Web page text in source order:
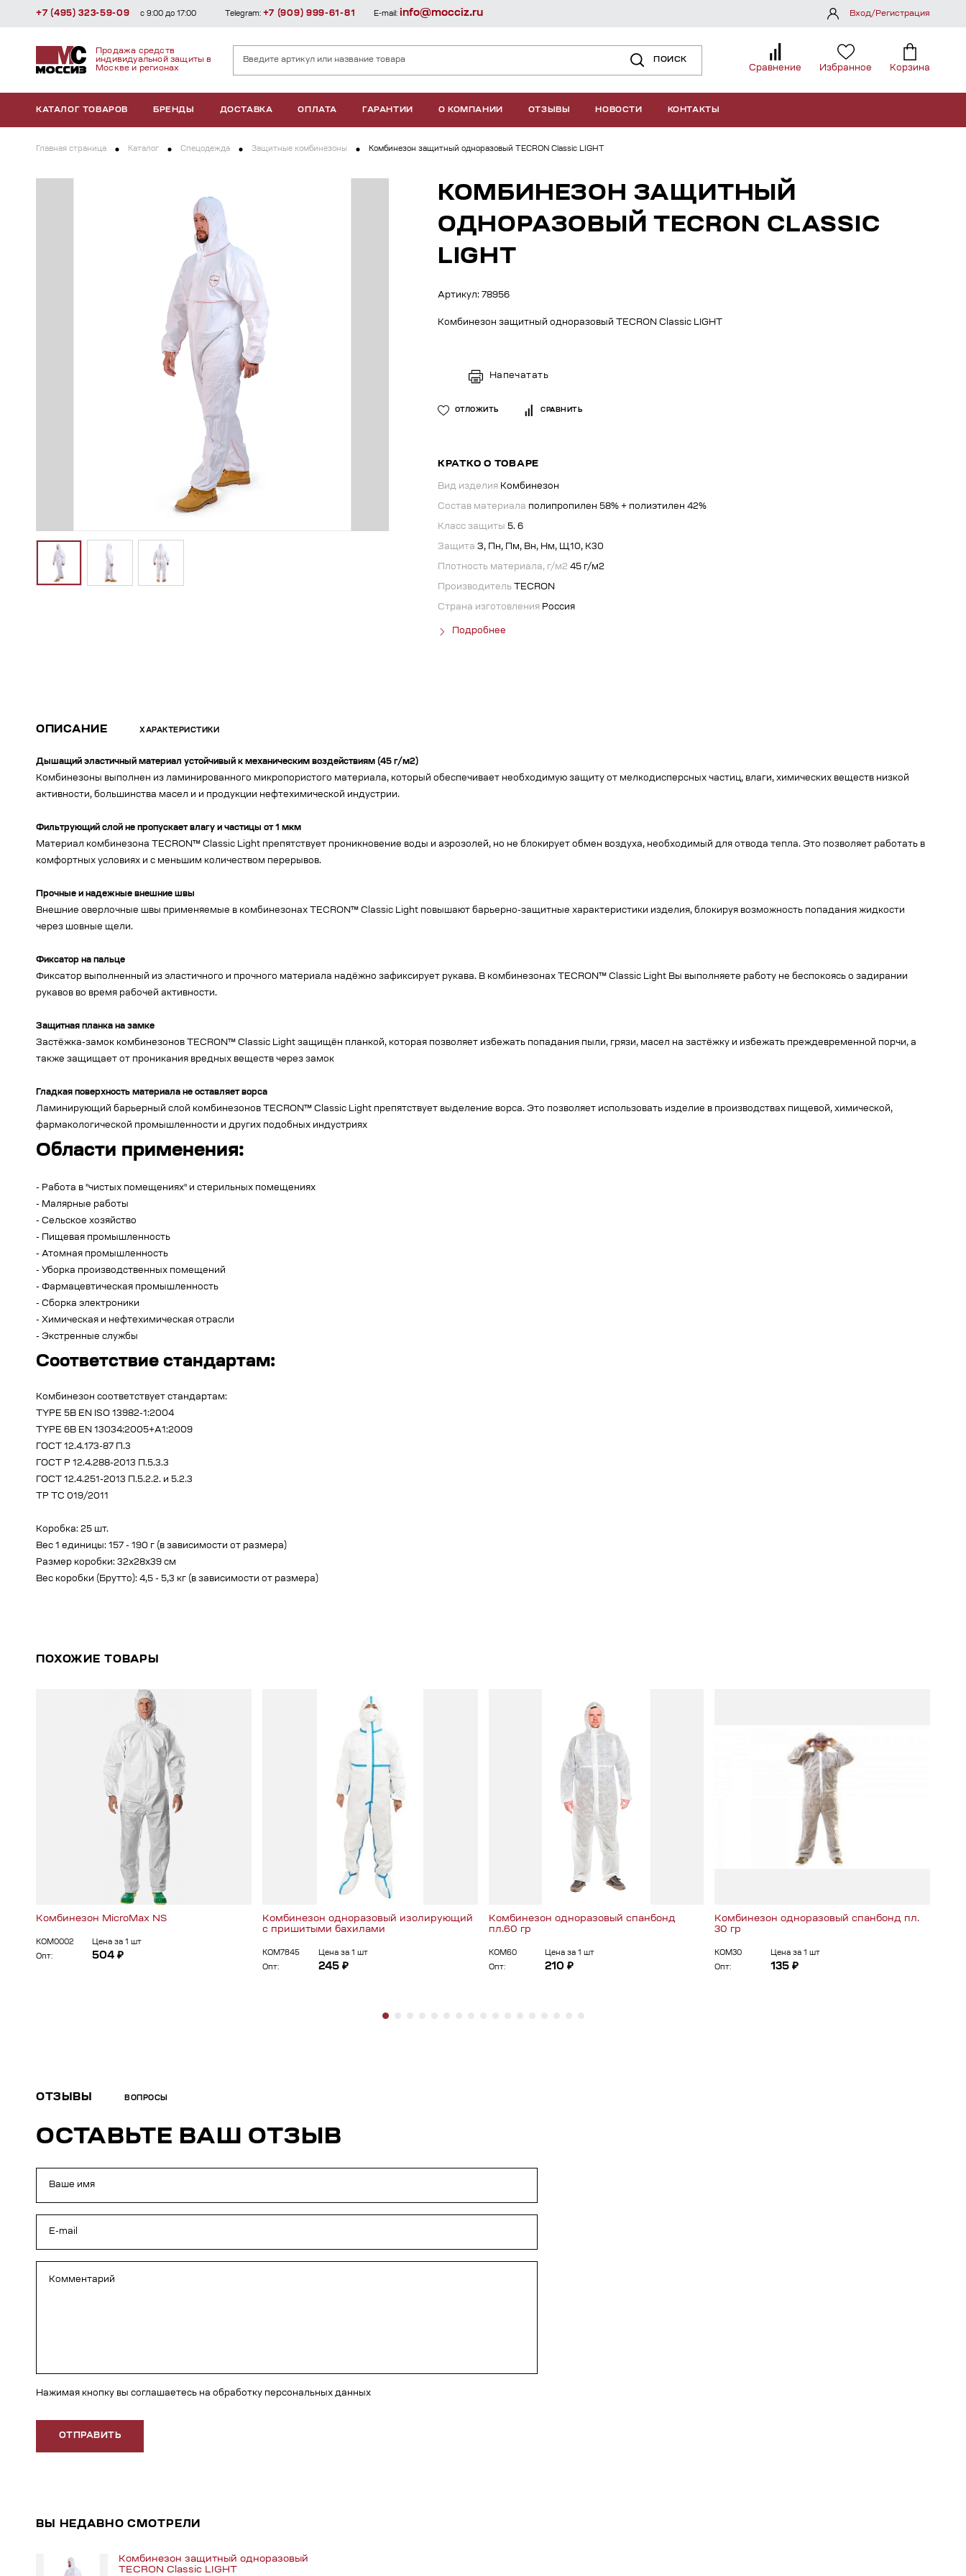
Продажа средств
индивидуальной защиты в
Москве и регионах
ПОИСК
Сравнение Избранное Корзина
КАТАЛОГ ТОВАРОВ БРЕНДЫ ДОСТАВКА ОПЛАТА ГАРАНТИИ О КОМПАНИИ ОТЗЫВЫ НОВОСТИ КОНТАКТЫ
+7 (495) 323-59-09 с 9:00 до 17:00 Telegram: +7 (909) 999-61-81 E-mail: info@mocciz.ru Вход/Регистрация
Главная страница Каталог Спецодежда Защитные комбинезоны Комбинезон защитный одноразовый TECRON Classic LIGHT
КОМБИНЕЗОН ЗАЩИТНЫЙ
ОДНОРАЗОВЫЙ TECRON CLASSIC
LIGHT
Артикул: 78956
Комбинезон защитный одноразовый TECRON Classic LIGHT
Напечатать
ОТЛОЖИТЬ СРАВНИТЬ
КРАТКО О ТОВАРЕ
Вид изделия Комбинезон
Состав материала полипропилен 58% + полиэтилен 42%
Класс защиты 5. 6
Защита З, Пн, Пм, Вн, Нм, Щ10, К30
Плотность материала, г/м2 45 г/м2
Производитель TECRON
Страна изготовления Россия
Подробнее
ОПИСАНИЕ ХАРАКТЕРИСТИКИ
Дышащий эластичный материал устойчивый к механическим воздействиям (45 г/м2)
Комбинезоны выполнен из ламинированного микропористого материала, который обеспечивает необходимую защиту от мелкодисперсных частиц, влаги, химических веществ низкой
активности, большинства масел и и продукции нефтехимической индустрии.
Фильтрующий слой не пропускает влагу и частицы от 1 мкм
Материал комбинезона TECRON™ Classic Light препятствует проникновение воды и аэрозолей, но не блокирует обмен воздуха, необходимый для отвода тепла. Это позволяет работать в
комфортных условиях и с меньшим количеством перерывов.
Прочные и надежные внешние швы
Внешние оверлочные швы применяемые в комбинезонах TECRON™ Classic Light повышают барьерно-защитные характеристики изделия, блокируя возможность попадания жидкости
через шовные щели.
Фиксатор на пальце
Фиксатор выполненный из эластичного и прочного материала надёжно зафиксирует рукава. В комбинезонах TECRON™ Classic Light Вы выполняете работу не беспокоясь о задирании
рукавов во время рабочей активности.
Защитная планка на замке
Застёжка-замок комбинезонов TECRON™ Classic Light защищён планкой, которая позволяет избежать попадания пыли, грязи, масел на застёжку и избежать преждевременной порчи, а
также защищает от проникания вредных веществ через замок
Гладкая поверхность материала не оставляет ворса
Ламинирующий барьерный слой комбинезонов TECRON™ Classic Light препятствует выделение ворса. Это позволяет использовать изделие в производствах пищевой, химической,
фармакологической промышленности и других подобных индустриях
Области применения:
- Работа в "чистых помещениях" и стерильных помещениях
- Малярные работы
- Сельское хозяйство
- Пищевая промышленность
- Атомная промышленность
- Уборка производственных помещений
- Фармацевтическая промышленность
- Сборка электроники
- Химическая и нефтехимическая отрасли
- Экстренные службы
Соответствие стандартам:
Комбинезон соответствует стандартам:
TYPE 5B EN ISO 13982-1:2004
TYPE 6B EN 13034:2005+A1:2009
ГОСТ 12.4.173-87 П.3
ГОСТ Р 12.4.288-2013 П.5.3.3
ГОСТ 12.4.251-2013 П.5.2.2. и 5.2.3
ТР ТС 019/2011
Коробка: 25 шт.
Вес 1 единицы: 157 - 190 г (в зависимости от размера)
Размер коробки: 32х28х39 см
Вес коробки (Брутто): 4,5 - 5,3 кг (в зависимости от размера)
ПОХОЖИЕ ТОВАРЫ
Комбинезон MicroMax NS
КОМ0002
Цена за 1 шт
Опт:
504 ₽
Комбинезон одноразовый изолирующий
с пришитыми бахилами
КОМ7845
Цена за 1 шт
Опт:
245 ₽
Комбинезон одноразовый спанбонд
пл.60 гр
КОМ60
Цена за 1 шт
Опт:
210 ₽
Комбинезон одноразовый спанбонд пл.
30 гр
КОМ30
Цена за 1 шт
Опт:
135 ₽
ОТЗЫВЫ ВОПРОСЫ
ОСТАВЬТЕ ВАШ ОТЗЫВ
Нажимая кнопку вы соглашаетесь на обработку персональных данных
ОТПРАВИТЬ
ВЫ НЕДАВНО СМОТРЕЛИ
Комбинезон защитный одноразовый
TECRON Classic LIGHT